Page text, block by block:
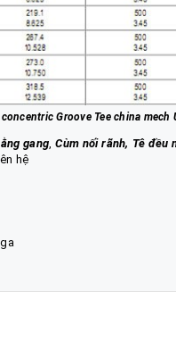
Groove Tee china mech
gang,Cùm nối rãnh, Tê đều
hệ